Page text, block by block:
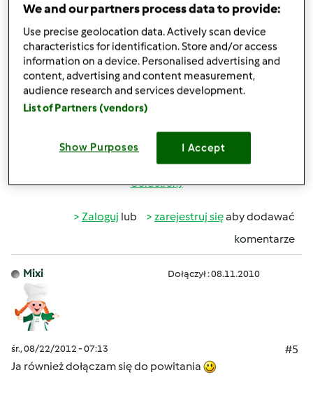
wt., 08/21/2012 - 20:10
Witaj Beatko w naszym skromnym gronie
lepiej nie
mogłas trafic masz TM i Nas
Góra strony
Zaloguj lub zarejestruj sięaby dodawać
komentarze
Mixi Dołączył : 08.11.2010
śr., 08/22/2012 - 07:13
#5
Ja również dołączam się do powitania
We and our partners process data to provide:
Use precise geolocation data. Actively scan device
characteristics for identification. Store and/or access
information on a device. Personalised advertising and
content, advertising and content measurement,
audience research and services development.
List of Partners (vendors)
Show Purposes I Accept